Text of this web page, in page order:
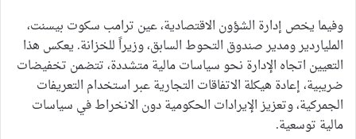
وفيما يخص إدارة الشؤون الاقتصادية، عين ترامب سكوت بيسنت،
الملياردير ومدير صندوق التحوط السابق، وزيراً للخزانة. يعكس هذا
التعيين اتجاه الإدارة نحو سياسات مالية متشددة، تتضمن تخفيضات
ضريبية، إعادة هيكلة الاتفاقات التجارية عبر استخدام التعريفات
الجمركية، وتعزيز الإيرادات الحكومية دون الانخراط في سياسات
مالية توسعية.